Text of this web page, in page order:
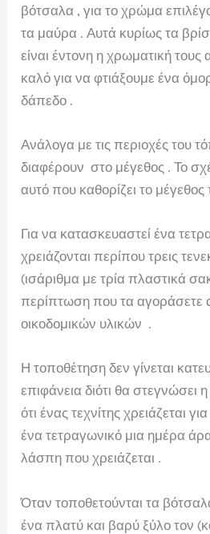
βότσαλα , για το χρώμα
τα μαύρα . Αυτά κυρίως τα
είναι έντονη η χρωματική τους
καλό για να φτιάξουμε ένα
δάπεδο .
Ανάλογα με τις περιοχές του
διαφέρουν στο μέγεθος . Το
αυτό που καθορίζει το μέγεθος
Για να κατασκευαστεί ένα
χρειάζονται περίπου τρεις
(ισάριθμα με τρία πλαστικά
περίπτωση που τα αγοράσετε
οικοδομικών υλικών .
Η τοποθέτηση δεν γίνεται
επιφάνεια διότι θα στεγνώσει
ότι ένας τεχνίτης χρειάζεται
ένα τετραγωνικό μια ημέρα
λάσπη που χρειάζεται .
Όταν τοποθετούνται τα
ένα πλατύ και βαρύ ξύλο τον